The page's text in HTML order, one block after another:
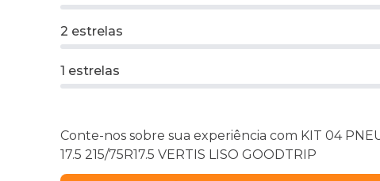
2 estrelas
1 estrelas
Conte-nos sobre sua experiência com KIT 04
17.5 215/75R17.5 VERTIS LISO GOODTRIP